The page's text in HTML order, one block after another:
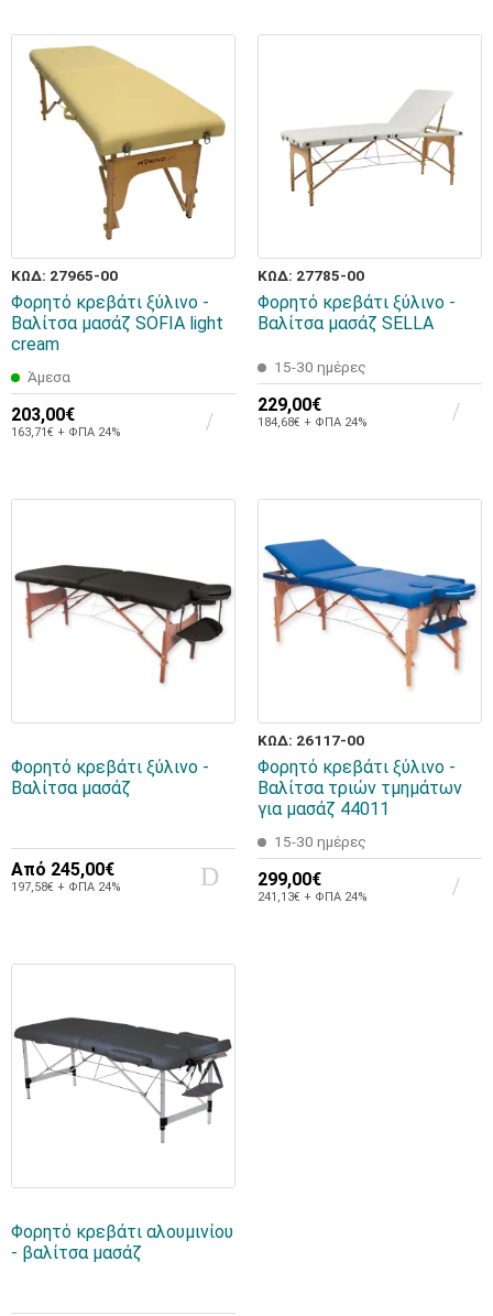
ΚΩΔ: 27965-00
Φορητό κρεβάτι ξύλινο -
Βαλίτσα μασάζ SOFIA light
cream
Άμεσα
203,00€
163,71€ + ΦΠΑ 24%
ΚΩΔ: 27785-00
Φορητό κρεβάτι ξύλινο -
Βαλίτσα μασάζ SELLA
15-30 ημέρες
229,00€
184,68€ + ΦΠΑ 24%
Φορητό κρεβάτι ξύλινο -
Βαλίτσα μασάζ
Από 245,00€
197,58€ + ΦΠΑ 24%
ΚΩΔ: 26117-00
Φορητό κρεβάτι ξύλινο -
Βαλίτσα τριών τμημάτων
για μασάζ 44011
15-30 ημέρες
299,00€
241,13€ + ΦΠΑ 24%
Φορητό κρεβάτι αλουμινίου
- βαλίτσα μασάζ